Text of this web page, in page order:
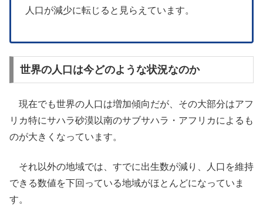
人口が減少に転じると見らえています。
世界の人口は今どのような状況なのか
現在でも世界の人口は増加傾向だが、その大部分はアフ
リカ特にサハラ砂漠以南のサブサハラ・アフリカによるも
のが大きくなっています。
それ以外の地域では、すでに出生数が減り、人口を維持
できる数値を下回っている地域がほとんどになっていま
す。